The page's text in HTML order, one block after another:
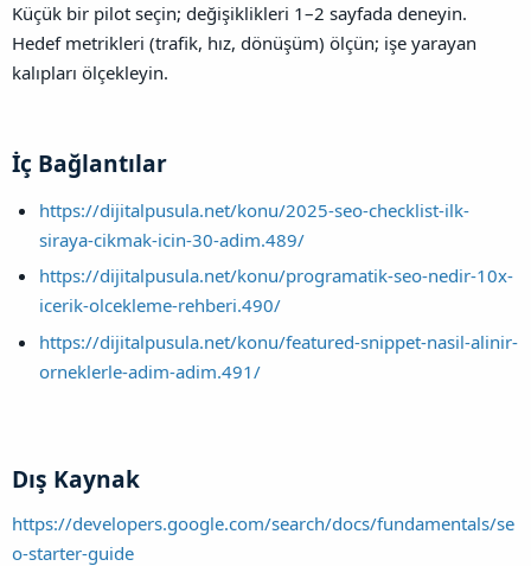
Küçük bir pilot seçin; değişiklikleri 1–2 sayfada deneyin.
Hedef metrikleri (trafik, hız, dönüşüm) ölçün; işe yarayan
kalıpları ölçekleyin.
İç Bağlantılar​
https://dijitalpusula.net/konu/2025-seo-checklist-ilk-
siraya-cikmak-icin-30-adim.489/
https://dijitalpusula.net/konu/programatik-seo-nedir-10x-
icerik-olcekleme-rehberi.490/
https://dijitalpusula.net/konu/featured-snippet-nasil-alinir-
orneklerle-adim-adim.491/
Dış Kaynak​
https://developers.google.com/search/docs/fundamentals/se
o-starter-guide